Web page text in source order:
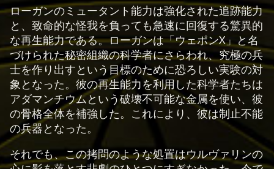
p
t
&
P
l
a
y
生
ローガンのミュータント能力は強化された追跡能力
と、致命的な怪我を負っても急速に回復する驚異的
な再生能力である。ローガンは「ウェポンX」と名
づけられた秘密組織の科学者にさらわれ、究極の兵
士を作り出すという目標のために恐ろしい実験の対
象となった。彼の再生能力を利用した科学者たちは
アダマンチウムという破壊不可能な金属を使い、彼
の骨格全体を補強した。これにより、彼は制止不能
の兵器となった。
それでも、この拷問のような処置はウルヴァリンの